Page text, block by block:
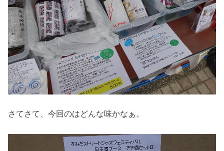
さてさて、今回のはどんな味かなぁ。